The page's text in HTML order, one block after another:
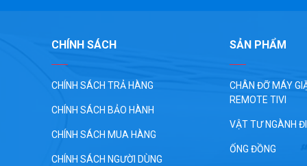
CHÍNH SÁCH
CHÍNH SÁCH TRẢ HÀNG
CHÍNH SÁCH BẢO HÀNH
CHÍNH SÁCH MUA HÀNG
CHÍNH SÁCH NGƯỜI DÙNG
SẢN PHẨM
CHÂN ĐỠ MÁY
REMOTE TIVI
VẬT TƯ NGÀNH
ỐNG ĐỒNG